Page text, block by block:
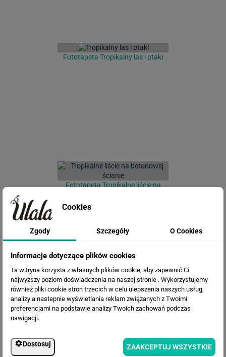
Fototapeta Tropikalny las i ptaki
Fototapeta Tropikalne liście na
Fototapeta Ciemna abstrakcyjna
siatka 3d na jasnym tle
Cookies
Zgody Szczegóły O Cookies
Informacje dotyczące plików cookies
Ta witryna korzysta z własnych plików cookie, aby zapewnić Ci
najwyższy poziom doświadczenia na naszej stronie . Wykorzystujemy
również pliki cookie stron trzecich w celu ulepszenia naszych usług,
analizy a nastepnie wyświetlania reklam związanych z Twoimi
preferencjami na podstawie analizy Twoich zachowań podczas
nawigacji.
Dostosuj ZAAKCEPTUJ WSZYSTKIE